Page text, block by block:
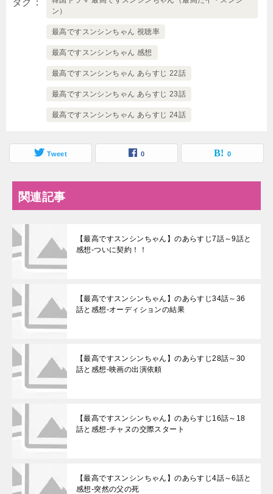
タグ
ン）
最高ですスンシンちゃん 視聴率
最高ですスンシンちゃん 感想
最高ですスンシンちゃん あらすじ 22話
最高ですスンシンちゃん あらすじ 23話
最高ですスンシンちゃん あらすじ 24話
Tweet 0 0
関連記事
【最高ですスンシンちゃん】のあらすじ7話～9話と
感想-ついに契約！！
【最高ですスンシンちゃん】のあらすじ34話～36
話と感想-オーディションの結果
【最高ですスンシンちゃん】のあらすじ28話～30
話と感想-映画の出演依頼
【最高ですスンシンちゃん】のあらすじ16話～18
話と感想-チャヌの交際スタート
【最高ですスンシンちゃん】のあらすじ4話～6話と
感想-突然の父の死